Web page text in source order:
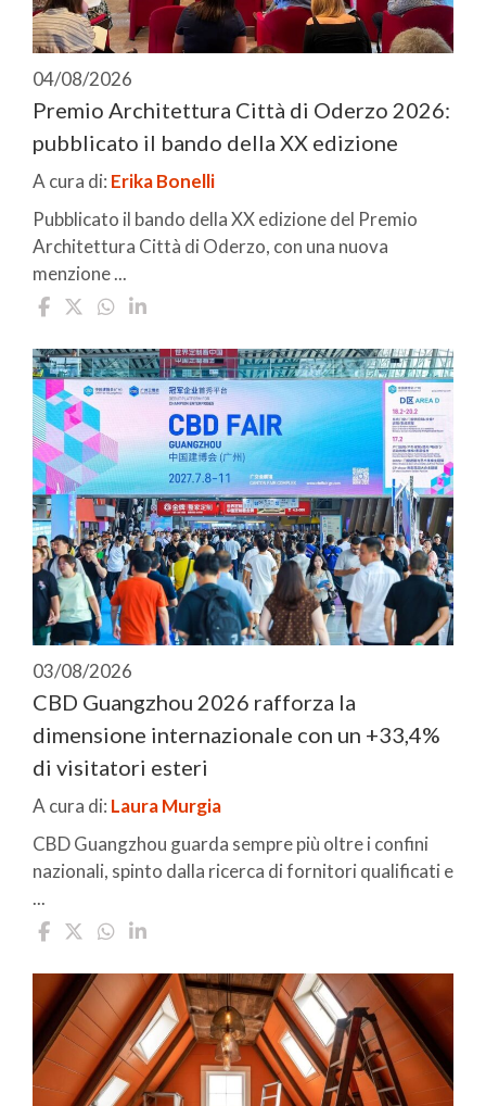
04/08/2026
Premio Architettura Città di Oderzo 2026:
pubblicato il bando della XX edizione
A cura di: Erika Bonelli
Pubblicato il bando della XX edizione del Premio
Architettura Città di Oderzo, con una nuova
menzione ...
03/08/2026
CBD Guangzhou 2026 rafforza la
dimensione internazionale con un +33,4%
di visitatori esteri
A cura di: Laura Murgia
CBD Guangzhou guarda sempre più oltre i confini
nazionali, spinto dalla ricerca di fornitori qualificati e
...